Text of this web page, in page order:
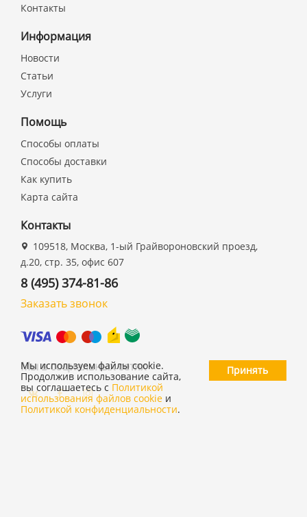
Контакты
Информация
Новости
Статьи
Услуги
Помощь
Способы оплаты
Способы доставки
Как купить
Карта сайта
Контакты
109518, Москва, 1-ый Грайвороновский проезд,
д.20, стр. 35, офис 607
8 (495) 374-81-86
Заказать звонок
Мы в социальных сетях
Мы используем файлы cookie.
Продолжив использование сайта,
вы соглашаетесь с Политикой
использования файлов cookie и
Политикой конфиденциальности.
Принять